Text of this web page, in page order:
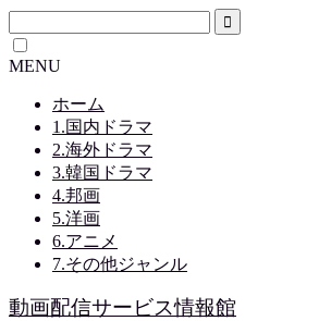
MENU
ホーム
1.国内ドラマ
2.海外ドラマ
3.韓国ドラマ
4.邦画
5.洋画
6.アニメ
7.その他ジャンル
動画配信サービス情報館